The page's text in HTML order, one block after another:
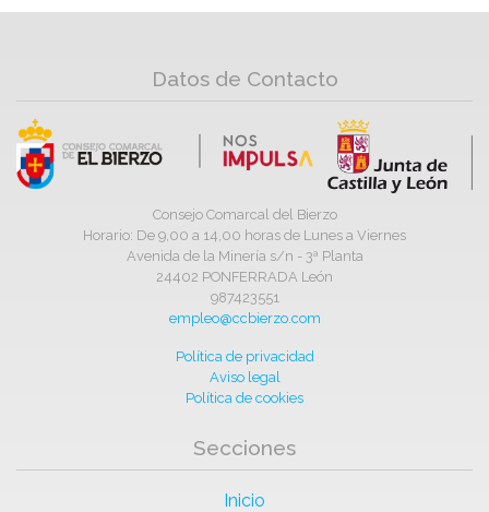
Datos de Contacto
Consejo Comarcal del Bierzo
Horario: De 9,00 a 14,00 horas de Lunes a Viernes
Avenida de la Minería s/n - 3ª Planta
24402 PONFERRADA León
987423551
empleo@ccbierzo.com
Política de privacidad
Aviso legal
Política de cookies
Secciones
Inicio